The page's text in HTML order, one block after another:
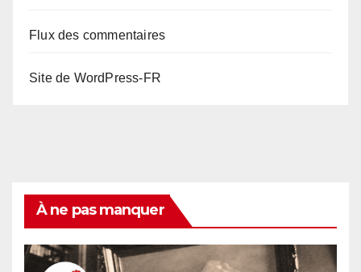
Flux des commentaires
Site de WordPress-FR
À ne pas manquer